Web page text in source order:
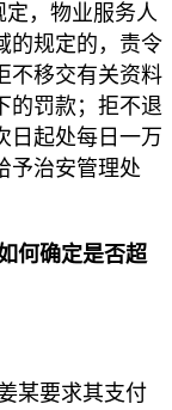
，物业服务人
的规定的，责令
不移交有关资料
的罚款；拒不退
日起处每日一万
予治安管理处
何确定是否超
某要求其支付